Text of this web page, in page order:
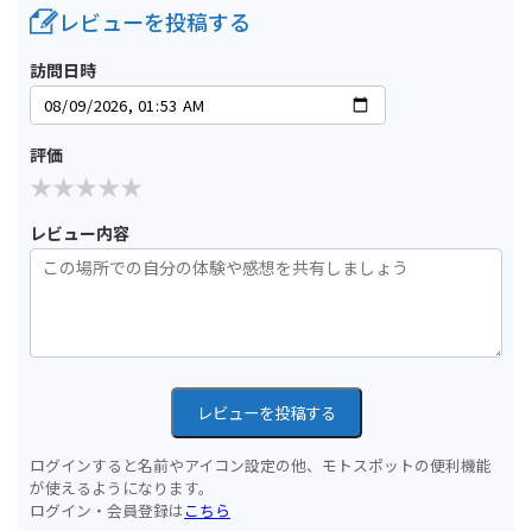
レビューを投稿する
訪問日時
評価
レビュー内容
レビューを投稿する
ログインすると名前やアイコン設定の他、モトスポットの便利機能
が使えるようになります。
ログイン・会員登録はこちら